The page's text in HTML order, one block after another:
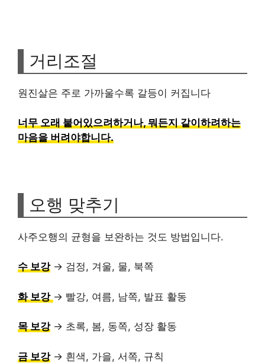
거리조절
원진살은 주로 가까울수록 갈등이 커집니다
너무 오래 붙어있으려하거나, 뭐든지 같이하려하는
마음을 버려야합니다.
오행 맞추기
사주오행의 균형을 보완하는 것도 방법입니다.
수 보강→ 검정, 겨울, 물, 북쪽
화 보강 → 빨강, 여름, 남쪽, 발표 활동
목 보강→ 초록, 봄, 동쪽, 성장 활동
금 보강→ 흰색, 가을, 서쪽, 규칙